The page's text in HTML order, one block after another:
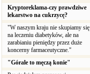
Kryptoreklama-czy prawdziwe
lekarstwo na cukrzycę?
"W naszym kraju nie skupiamy się
na leczeniu diabetyków, ale na
zarabianiu pieniędzy przez duże
koncerny farmaceutyczne."
"Górale to męczą konie"